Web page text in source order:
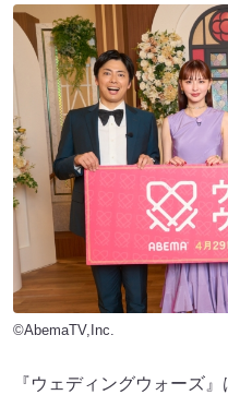
©AbemaTV,Inc.
『ウェディングウォーズ